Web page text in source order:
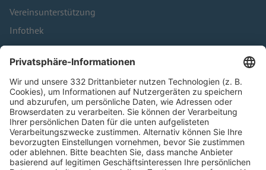
Vereinsunterstützung
Infothek
Kontakt
HÄUFIG BESUCHTE SEITEN
Pässe und Vereinswechsel
Trainerausbildung
Schulungsangebot Vereinsmitarbeiter
BFV-Geschäftsstellen